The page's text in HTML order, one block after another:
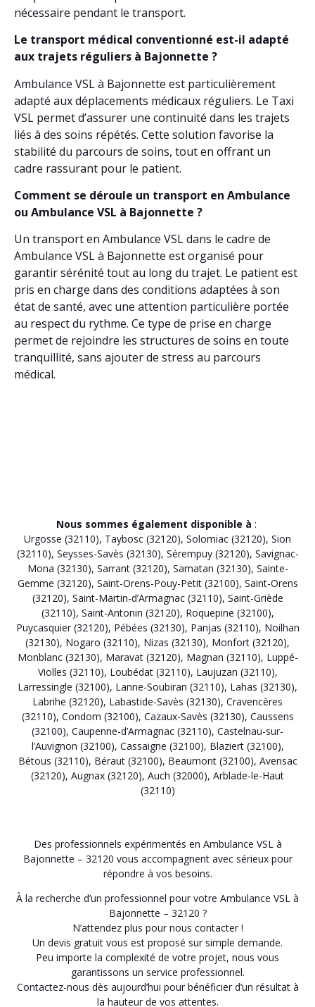
nécessaire pendant le transport.
Le transport médical conventionné est-il adapté
aux trajets réguliers à Bajonnette ?
Ambulance VSL à Bajonnette est particulièrement
adapté aux déplacements médicaux réguliers. Le Taxi
VSL permet d’assurer une continuité dans les trajets
liés à des soins répétés. Cette solution favorise la
stabilité du parcours de soins, tout en offrant un
cadre rassurant pour le patient.
Comment se déroule un transport en Ambulance
ou Ambulance VSL à Bajonnette ?
Un transport en Ambulance VSL dans le cadre de
Ambulance VSL à Bajonnette est organisé pour
garantir sérénité tout au long du trajet. Le patient est
pris en charge dans des conditions adaptées à son
état de santé, avec une attention particulière portée
au respect du rythme. Ce type de prise en charge
permet de rejoindre les structures de soins en toute
tranquillité, sans ajouter de stress au parcours
médical.
Nous sommes également disponible à :
Urgosse (32110), Taybosc (32120), Solomiac (32120), Sion
(32110), Seysses-Savès (32130), Sérempuy (32120), Savignac-
Mona (32130), Sarrant (32120), Samatan (32130), Sainte-
Gemme (32120), Saint-Orens-Pouy-Petit (32100), Saint-Orens
(32120), Saint-Martin-d’Armagnac (32110), Saint-Griède
(32110), Saint-Antonin (32120), Roquepine (32100),
Puycasquier (32120), Pébées (32130), Panjas (32110), Noilhan
(32130), Nogaro (32110), Nizas (32130), Monfort (32120),
Monblanc (32130), Maravat (32120), Magnan (32110), Luppé-
Violles (32110), Loubédat (32110), Laujuzan (32110),
Larressingle (32100), Lanne-Soubiran (32110), Lahas (32130),
Labrihe (32120), Labastide-Savès (32130), Cravencères
(32110), Condom (32100), Cazaux-Savès (32130), Caussens
(32100), Caupenne-d’Armagnac (32110), Castelnau-sur-
l’Auvignon (32100), Cassaigne (32100), Blaziert (32100),
Bétous (32110), Béraut (32100), Beaumont (32100), Avensac
(32120), Augnax (32120), Auch (32000), Arblade-le-Haut
(32110)
Des professionnels expérimentés en Ambulance VSL à
Bajonnette – 32120 vous accompagnent avec sérieux pour
répondre à vos besoins.
À la recherche d’un professionnel pour votre Ambulance VSL à
Bajonnette – 32120 ?
N’attendez plus pour nous contacter !
Un devis gratuit vous est proposé sur simple demande.
Peu importe la complexité de votre projet, nous vous
garantissons un service professionnel.
Contactez-nous dès aujourd’hui pour bénéficier d’un résultat à
la hauteur de vos attentes.